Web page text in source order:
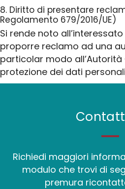
8. Diritto di presentare
Regolamento 679/2016/UE)
Si rende noto
proporre reclamo ad una
particolar modo
protezione dei dati
Richiedi maggiori
modulo che trovi di
premura